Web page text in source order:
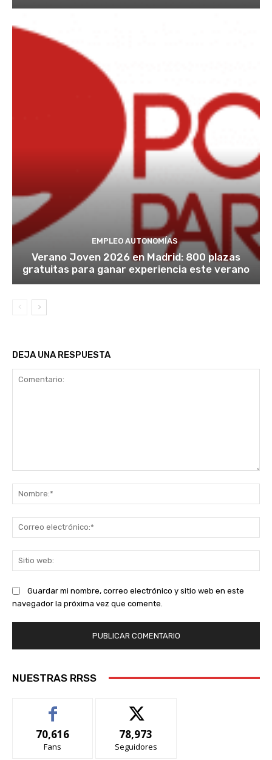
EMPLEO AUTONOMÍAS
Verano Joven 2026 en Madrid: 800 plazas
gratuitas para ganar experiencia este verano
DEJA UNA RESPUESTA
Guardar mi nombre, correo electrónico y sitio web en este
navegador la próxima vez que comente.
NUESTRAS RRSS
70,616
Fans
78,973
Seguidores